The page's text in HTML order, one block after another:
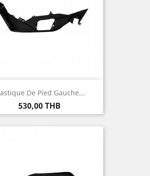
De Pied Gauche...
Prix
530,00 THB